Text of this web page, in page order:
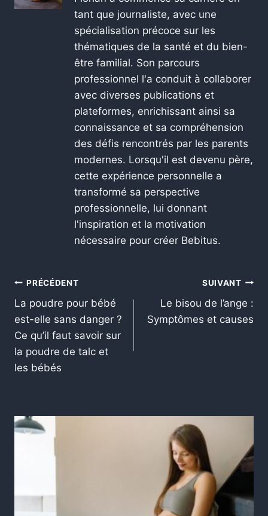
tant que journaliste, avec une
spécialisation précoce sur les
thématiques de la santé et du bien-
être familial. Son parcours
professionnel l'a conduit à collaborer
avec diverses publications et
plateformes, enrichissant ainsi sa
connaissance et sa compréhension
des défis rencontrés par les parents
modernes. Lorsqu'il est devenu père,
cette expérience personnelle a
transformé sa perspective
professionnelle, lui donnant
l'inspiration et la motivation
nécessaire pour créer Bebitus.
PRÉCÉDENT
La poudre pour bébé
est-elle sans danger ?
Ce qu’il faut savoir sur
la poudre de talc et
les bébés
SUIVANT
Le bisou de l’ange :
Symptômes et causes